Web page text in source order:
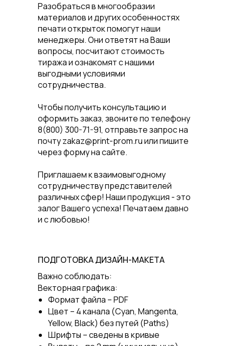
Разобраться в многообразии
материалов и других особенностях
печати открыток помогут наши
менеджеры. Они ответят на Ваши
вопросы, посчитают стоимость
тиража и ознакомят с нашими
выгодными условиями
сотрудничества.
Чтобы получить консультацию и
оформить заказ, звоните по телефону
8(800) 300-71-91, отправьте запрос на
почту zakaz@print-prom.ru или пишите
через форму на сайте.
Приглашаем к взаимовыгодному
сотрудничеству представителей
различных сфер! Наши продукция - это
залог Вашего успеха! Печатаем давно
и с любовью!
ПОДГОТОВКА ДИЗАЙН-МАКЕТА
Важно соблюдать:
Векторная графика:
Формат файла – PDF
Цвет – 4 канала (Cyan, Mangenta,
Yellow, Black) без путей (Paths)
Шрифты – сведены в кривые